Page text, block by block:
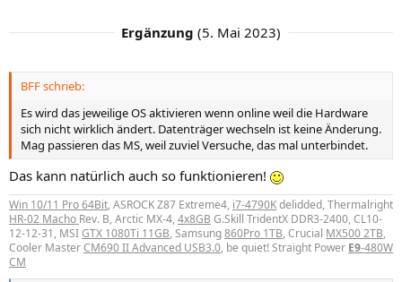
Ergänzung (5. Mai 2023)
BFF schrieb:
Es wird das jeweilige OS aktivieren wenn online weil die Hardware
sich nicht wirklich ändert. Datenträger wechseln ist keine Änderung.
Mag passieren das MS, weil zuviel Versuche, das mal unterbindet.
Das kann natürlich auch so funktionieren!
Win 10/11 Pro 64Bit, ASROCK Z87 Extreme4, i7-4790Kdelidded, Thermalright
HR-02 Macho Rev. B, Arctic MX-4, 4x8GB G.Skill TridentX DDR3-2400, CL10-
12-12-31, MSIGTX 1080Ti 11GB, Samsung860Pro 1TB, Crucial MX500 2TB,
Cooler MasterCM690 II Advanced USB3.0, be quiet! Straight Power E9-480W
CM